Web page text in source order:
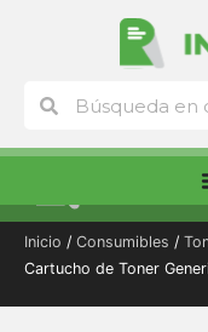
Buscar
Inicio / Consumibles /
Cartucho de Toner